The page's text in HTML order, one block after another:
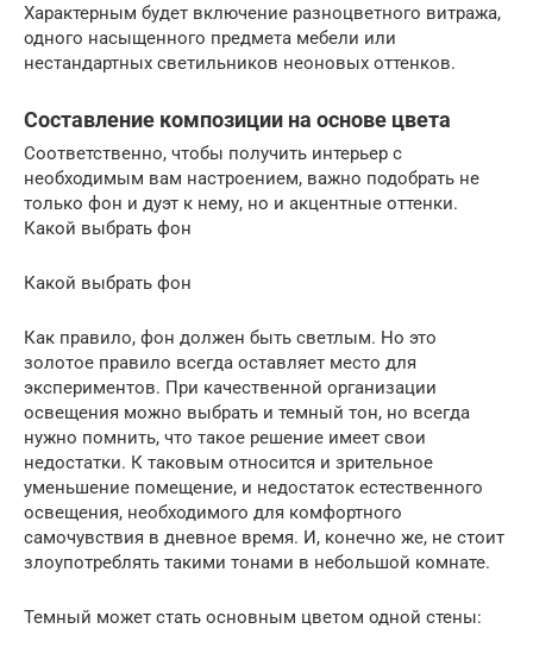
Характерным будет включение разноцветного витража,
одного насыщенного предмета мебели или
нестандартных светильников неоновых оттенков.
Составление композиции на основе цвета
Соответственно, чтобы получить интерьер с
необходимым вам настроением, важно подобрать не
только фон и дуэт к нему, но и акцентные оттенки.
Какой выбрать фон
Какой выбрать фон
Как правило, фон должен быть светлым. Но это
золотое правило всегда оставляет место для
экспериментов. При качественной организации
освещения можно выбрать и темный тон, но всегда
нужно помнить, что такое решение имеет свои
недостатки. К таковым относится и зрительное
уменьшение помещение, и недостаток естественного
освещения, необходимого для комфортного
самочувствия в дневное время. И, конечно же, не стоит
злоупотреблять такими тонами в небольшой комнате.
Темный может стать основным цветом одной стены: